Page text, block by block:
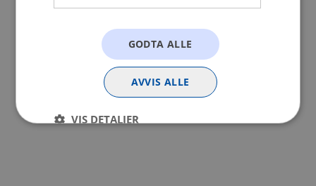
GODTA ALLE
AVVIS ALLE
VIS DETALJER